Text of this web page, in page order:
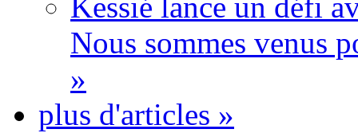
Kessié lance un défi
Nous sommes venus
»
plus d'articles »